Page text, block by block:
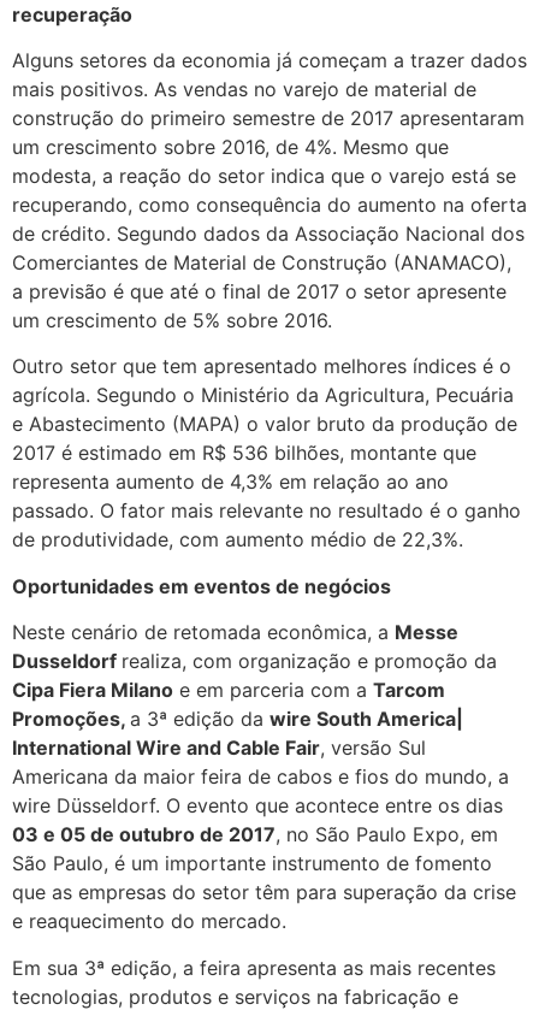
recuperação
Alguns setores da economia já começam a trazer dados
mais positivos. As vendas no varejo de material de
construção do primeiro semestre de 2017 apresentaram
um crescimento sobre 2016, de 4%. Mesmo que
modesta, a reação do setor indica que o varejo está se
recuperando, como consequência do aumento na oferta
de crédito. Segundo dados da Associação Nacional dos
Comerciantes de Material de Construção (ANAMACO),
a previsão é que até o final de 2017 o setor apresente
um crescimento de 5% sobre 2016.
Outro setor que tem apresentado melhores índices é o
agrícola. Segundo o Ministério da Agricultura, Pecuária
e Abastecimento (MAPA) o valor bruto da produção de
2017 é estimado em R$ 536 bilhões, montante que
representa aumento de 4,3% em relação ao ano
passado. O fator mais relevante no resultado é o ganho
de produtividade, com aumento médio de 22,3%.
Oportunidades em eventos de negócios
Neste cenário de retomada econômica, a Messe
Dusseldorf realiza, com organização e promoção da
Cipa Fiera Milano e em parceria com a Tarcom
Promoções, a 3ª edição da wire South America|
International Wire and Cable Fair, versão Sul
Americana da maior feira de cabos e fios do mundo, a
wire Düsseldorf. O evento que acontece entre os dias
03 e 05 de outubro de 2017, no São Paulo Expo, em
São Paulo, é um importante instrumento de fomento
que as empresas do setor têm para superação da crise
e reaquecimento do mercado.
Em sua 3ª edição, a feira apresenta as mais recentes
tecnologias, produtos e serviços na fabricação e